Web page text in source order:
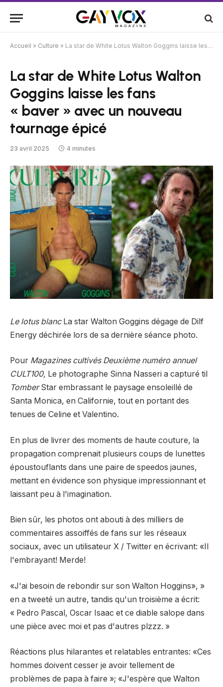
Accueil » Culture » La star de White Lotus Walton Goggins laisse les fans « baver » avec un nouveau tournage épicé
La star de White Lotus Walton
Goggins laisse les fans
« baver » avec un nouveau
tournage épicé
23 avril 2025 4 minutes
Le lotus blancLa star Walton Goggins dégage de Dilf
Energy déchirée lors de sa dernière séance photo.
Pour Magazines cultivésDeuxième numéro annuel
CULT100, Le photographe Sinna Nasseri a capturé til
TomberStar embrassant le paysage ensoleillé de
Santa Monica, en Californie, tout en portant des
tenues de Celine et Valentino.
En plus de livrer des moments de haute couture, la
propagation comprenait plusieurs coups de lunettes
époustouflants dans une paire de speedos jaunes,
mettant en évidence son physique impressionnant et
laissant peu à l'imagination.
Bien sûr, les photos ont abouti à des milliers de
commentaires assoiffés de fans sur les réseaux
sociaux, avec un utilisateur X / Twitter en écrivant: «Il
l'embrayant! Merde!
«J'ai besoin de rebondir sur son Walton Hoggins», »
en a tweeté un autre, tandis qu'un troisième a écrit:
« Pedro Pascal, Oscar Isaac et ce diable salope dans
une pièce avec moi et pas d'autres plzzz. »
Réactions plus hilarantes et relatables entrantes: «Ces
hommes doivent cesser je avoir tellement de
problèmes de papa à faire »; «J'espère que Walton